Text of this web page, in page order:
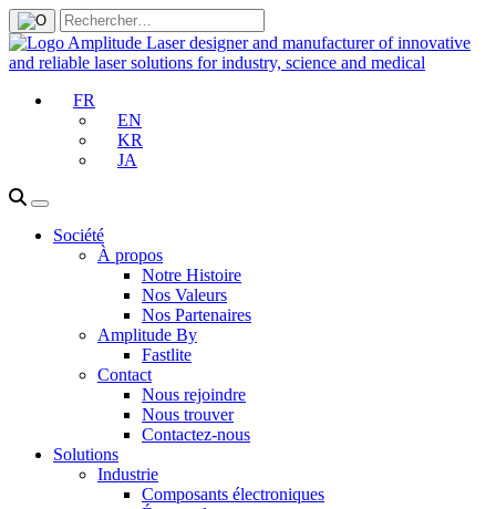
FR
EN
KR
JA
Société
À propos
Notre Histoire
Nos Valeurs
Nos Partenaires
Amplitude By
Fastlite
Contact
Nous rejoindre
Nous trouver
Contactez-nous
Solutions
Industrie
Composants électroniques